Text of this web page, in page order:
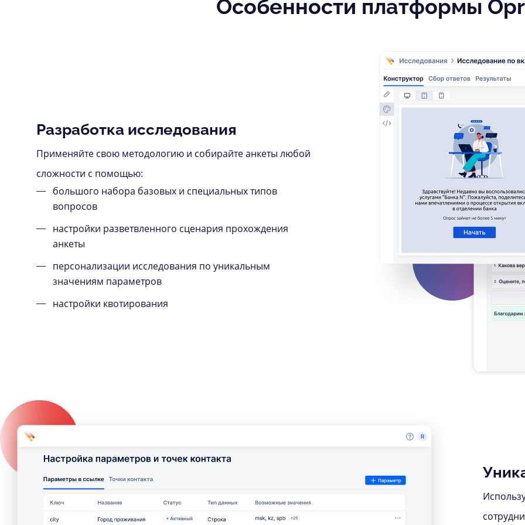
Особенности платформы
Разработка исследования
Применяйте свою методологию и собирайте анкеты любой
сложности с помощью:
большого набора базовых и специальных типов
вопросов
настройки разветвленного сценария прохождения
анкеты
персонализации исследования по уникальным
значениям параметров
настройки квотирования